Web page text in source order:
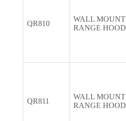
QR810
WALL MOUNT
RANGE HOOD
QR811
WALL MOUNT
RANGE HOOD